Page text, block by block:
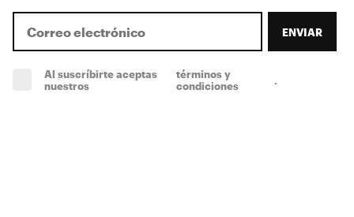
ENVIAR
Al suscríbirte aceptas
nuestros
términos y
condiciones